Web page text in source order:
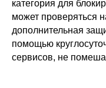
категория для
может проверяться
дополнительная
помощью
сервисов, не